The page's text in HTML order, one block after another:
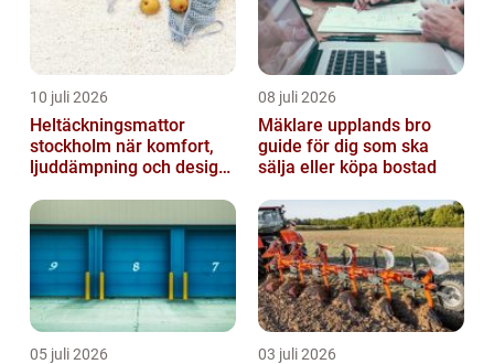
10 juli 2026
Heltäckningsmattor
stockholm när komfort,
ljuddämpning och design
08 juli 2026
Mäklare upplands bro
guide för dig som ska
sälja eller köpa bostad
05 juli 2026 03 juli 2026